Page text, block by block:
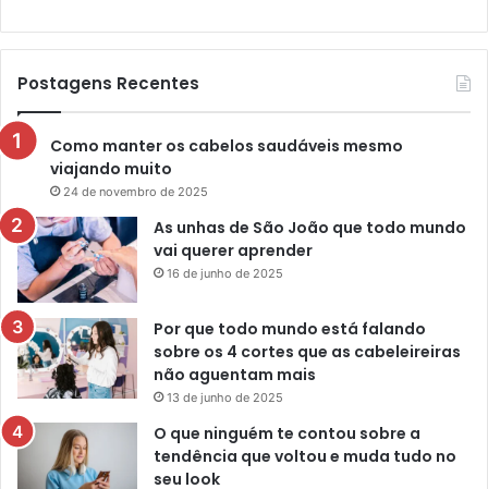
Postagens Recentes
Como manter os cabelos saudáveis mesmo
viajando muito
24 de novembro de 2025
As unhas de São João que todo mundo
vai querer aprender
16 de junho de 2025
Por que todo mundo está falando
sobre os 4 cortes que as cabeleireiras
não aguentam mais
13 de junho de 2025
O que ninguém te contou sobre a
tendência que voltou e muda tudo no
seu look